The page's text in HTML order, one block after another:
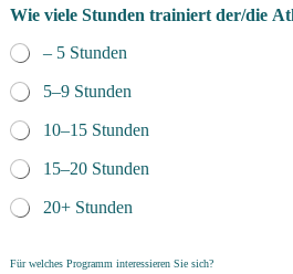
Wie viele Stunden trainiert der/die
– 5 Stunden
5–9 Stunden
10–15 Stunden
15–20 Stunden
20+ Stunden
Für welches Programm interessieren Sie sich?